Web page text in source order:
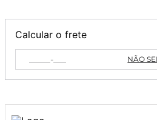
Calcular o frete
NÃO